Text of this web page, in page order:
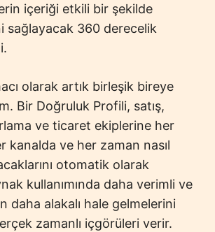
içeriği etkili bir şekilde
sağlayacak 360 derecelik
olarak artık birleşik bireye
Bir Doğruluk Profili, satış,
ve ticaret ekiplerine her
kanalda ve her zaman nasıl
otomatik olarak
kullanımında daha verimli ve
daha alakalı hale gelmelerini
zamanlı içgörüleri verir.